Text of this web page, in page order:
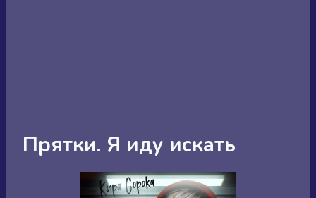
Прятки. Я иду искать